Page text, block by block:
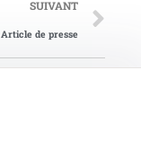
SUIVANT
Article de presse